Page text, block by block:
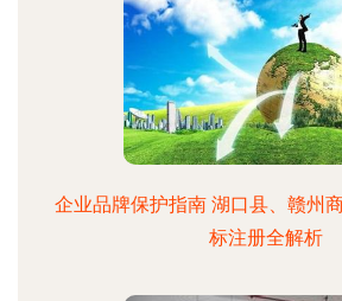
企业品牌保护指南 湖口县、赣州
标注册全解析